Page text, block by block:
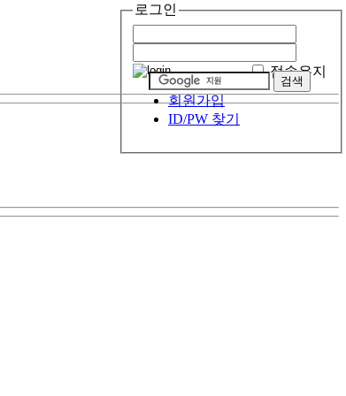
로그인
접속유지
회원가입
ID/PW 찾기